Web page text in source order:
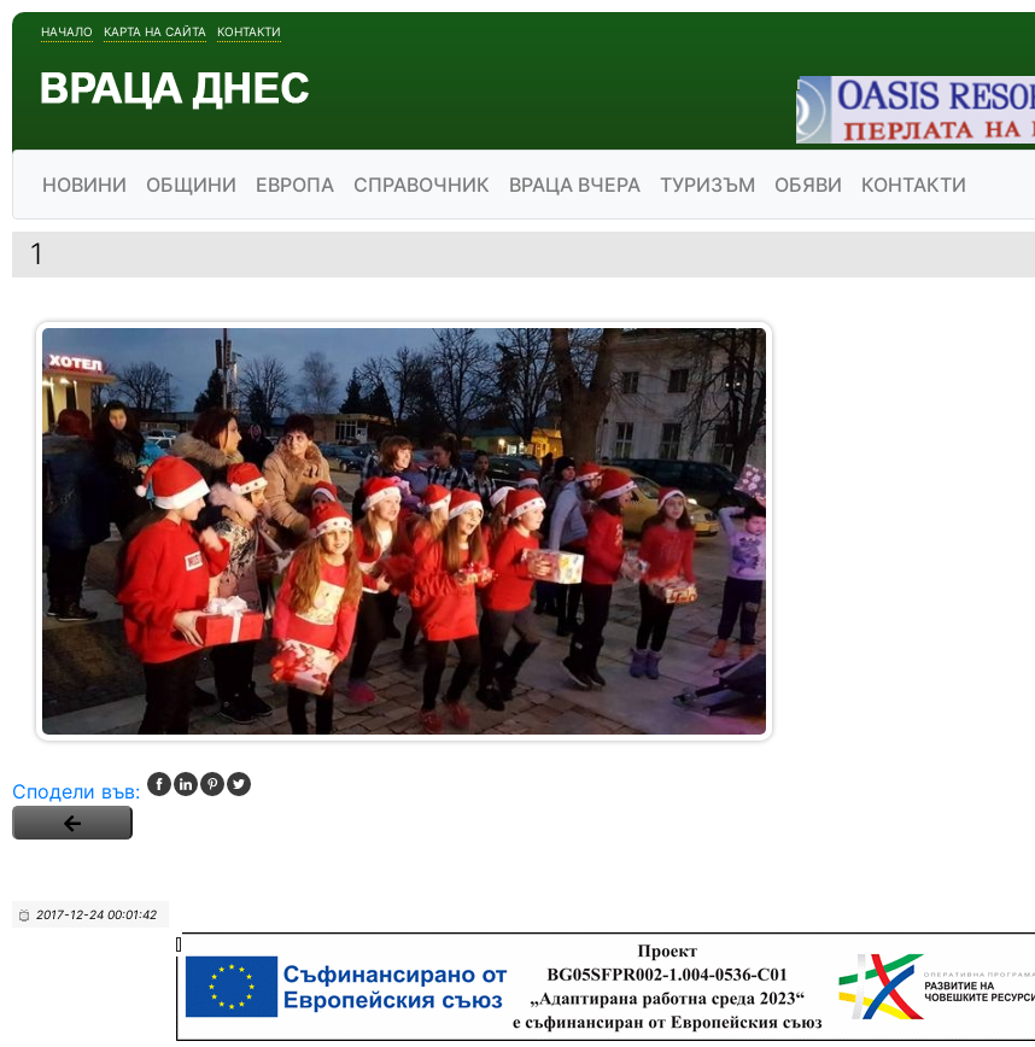
НАЧАЛО КАРТА НА САЙТА КОНТАКТИ
НОВИНИ ОБЩИНИ ЕВРОПА СПРАВОЧНИК ВРАЦА ВЧЕРА ТУРИЗЪМ ОБЯВИ КОНТАКТИ
1
Сподели във:
2017-12-24 00:01:42